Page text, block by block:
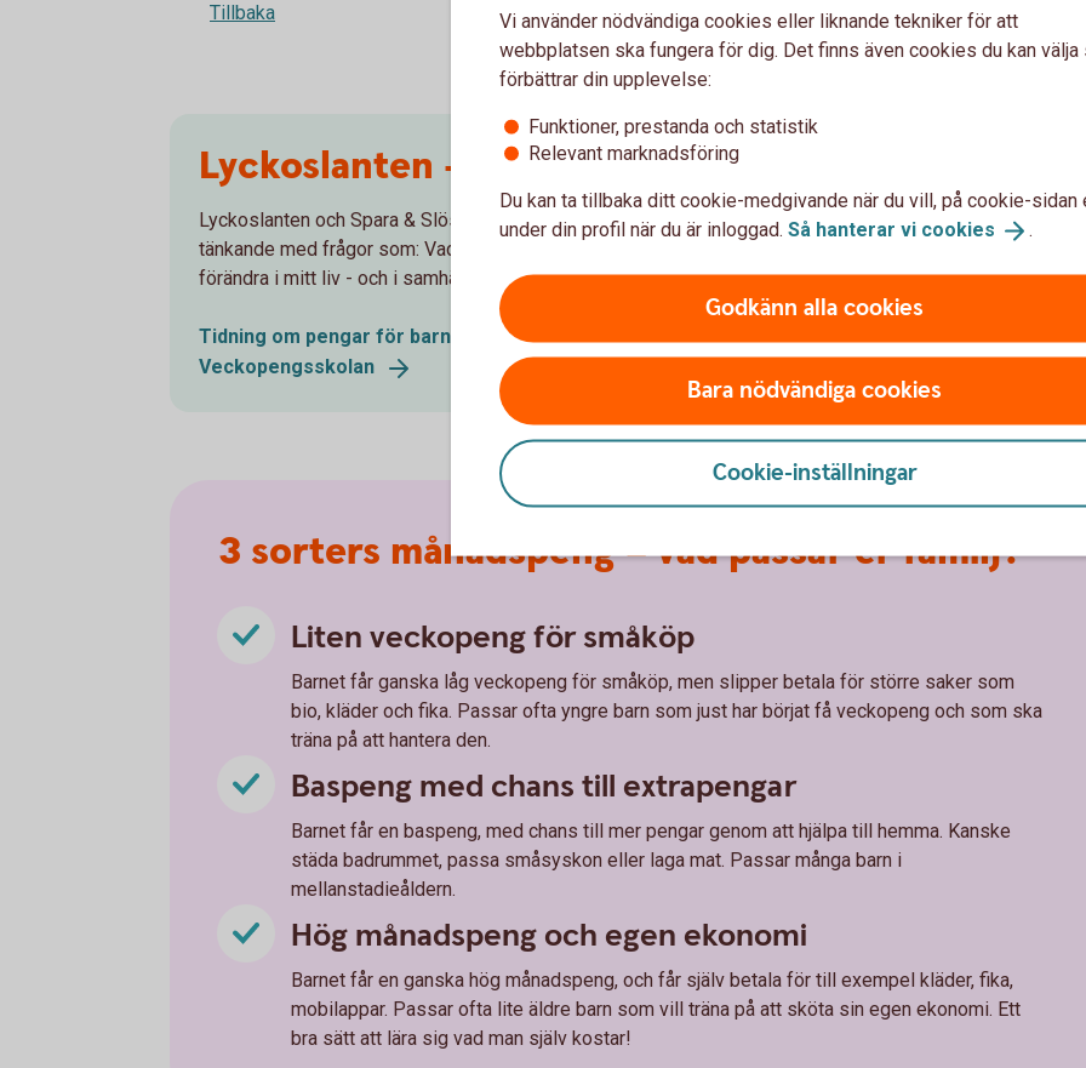
Tillbaka
Lyckoslanten – barnens egen ekonomitidning
Lyckoslanten och Spara & Slösa har i många år inspirerat barn till ekonomiskt hållbart
tänkande med frågor som: Vad är privatekonomi? Hur når jag mina drömmar? Vad vill jag
förändra i mitt liv - och i samhället?
Tidning om pengar för barn,
Lyckoslanten
Veckopengsskolan
3 sorters månadspeng – vad passar er familj?
Liten veckopeng för småköp
Barnet får ganska låg veckopeng för småköp, men slipper betala för större saker som
bio, kläder och fika. Passar ofta yngre barn som just har börjat få veckopeng och som ska
träna på att hantera den.
Baspeng med chans till extrapengar
Barnet får en baspeng, med chans till mer pengar genom att hjälpa till hemma. Kanske
städa badrummet, passa småsyskon eller laga mat. Passar många barn i
mellanstadieåldern.
Hög månadspeng och egen ekonomi
Barnet får en ganska hög månadspeng, och får själv betala för till exempel kläder, fika,
mobilappar. Passar ofta lite äldre barn som vill träna på att sköta sin egen ekonomi. Ett
bra sätt att lära sig vad man själv kostar!
Vi använder nödvändiga cookies eller liknande tekniker för att
webbplatsen ska fungera för dig. Det finns även cookies du kan välja
förbättrar din upplevelse:
Funktioner, prestanda och statistik
Relevant marknadsföring
Du kan ta tillbaka ditt cookie-medgivande när du vill, på cookie-sidan
under din profil när du är inloggad. Så hanterar vi cookies .
Godkänn alla cookies
Bara nödvändiga cookies
Cookie-inställningar